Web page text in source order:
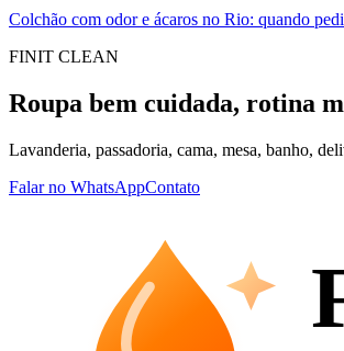
Colchão com odor e ácaros no Rio: quando
FINIT CLEAN
Roupa bem cuidada, rotina
Lavanderia, passadoria, cama, mesa, banho,
Falar no WhatsAppContato